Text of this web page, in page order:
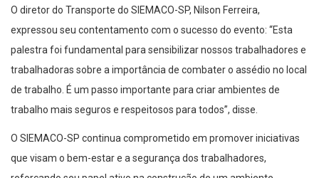
O diretor do Transporte do SIEMACO-SP, Nilson Ferreira,
expressou seu contentamento com o sucesso do evento: “Esta
palestra foi fundamental para sensibilizar nossos trabalhadores e
trabalhadoras sobre a importância de combater o assédio no local
de trabalho. É um passo importante para criar ambientes de
trabalho mais seguros e respeitosos para todos”, disse.
O SIEMACO-SP continua comprometido em promover iniciativas
que visam o bem-estar e a segurança dos trabalhadores,